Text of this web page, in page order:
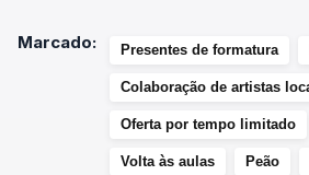
Marcado: Presentes de formatura
Colaboração de artistas
Oferta por tempo limitado
Volta às aulas Peão